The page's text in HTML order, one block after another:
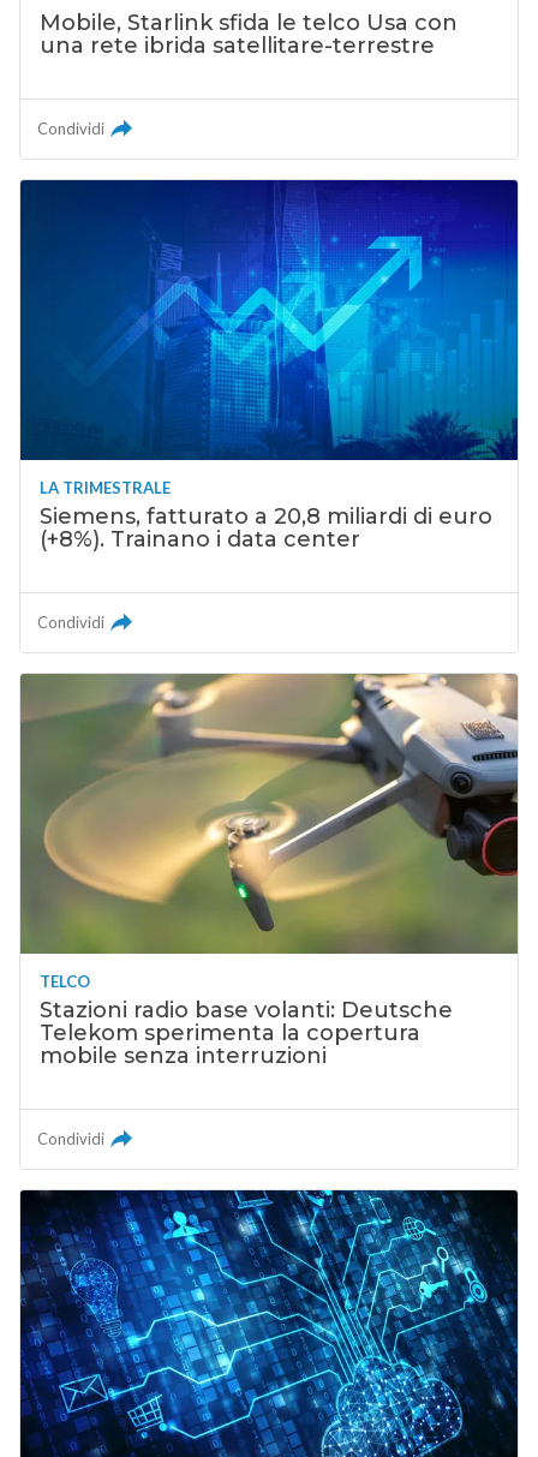
Mobile, Starlink sfida le telco Usa con
una rete ibrida satellitare-terrestre
Condividi
LA TRIMESTRALE
Siemens, fatturato a 20,8 miliardi di euro
(+8%). Trainano i data center
Condividi
TELCO
Stazioni radio base volanti: Deutsche
Telekom sperimenta la copertura
mobile senza interruzioni
Condividi